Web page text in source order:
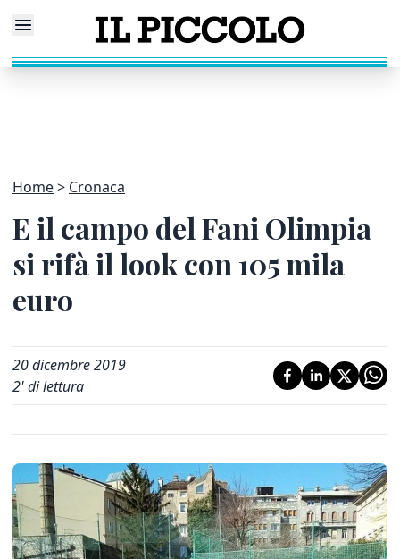
Home Cronaca
E il campo del Fani Olimpia
si rifà il look con 105 mila
euro
20 dicembre 2019
2' di lettura